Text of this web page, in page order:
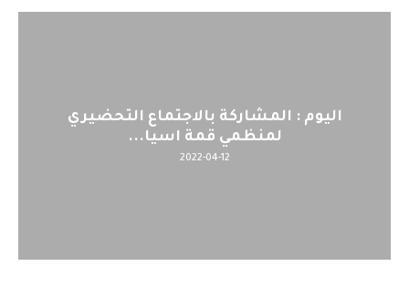
اليوم : المشاركة بالاجتماع التحضيري
لمنظمي قمة اسيا...
2022-04-12